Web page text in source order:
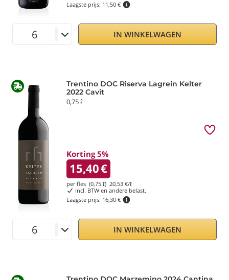
Laagste prijs: 11,50 €
IN WINKELWAGEN
Trentino DOC Riserva Lagrein Kelter
2022 Cavit
0,75 ℓ
Korting 5%
15,40€
per fles (0,75 ℓ) 20,53 €/ℓ
incl. BTW en andere belast.
Laagste prijs: 16,30 €
IN WINKELWAGEN